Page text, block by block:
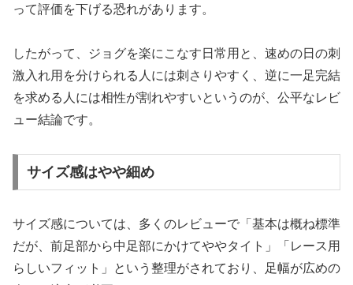
って評価を下げる恐れがあります。
したがって、ジョグを楽にこなす日常用と、速めの日の刺
激入れ用を分けられる人には刺さりやすく、逆に一足完結
を求める人には相性が割れやすいというのが、公平なレビ
ュー結論です。
サイズ感はやや細め
サイズ感については、多くのレビューで「基本は概ね標準
だが、前足部から中足部にかけてややタイト」「レース用
らしいフィット」という整理がされており、足幅が広めの